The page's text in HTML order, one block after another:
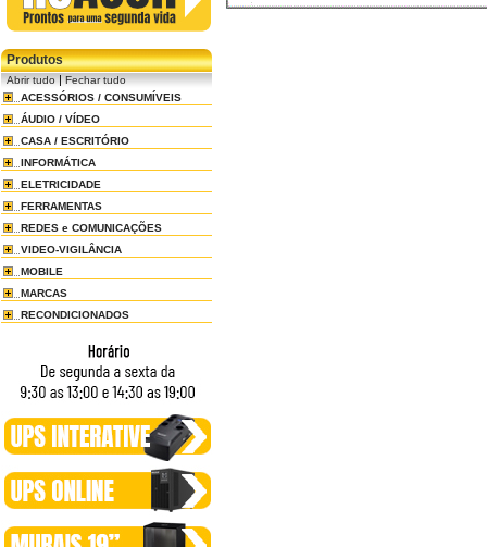
Produtos
Abrir tudo|Fechar tudo
ACESSÓRIOS / CONSUMÍVEIS
ÁUDIO / VÍDEO
CASA / ESCRITÓRIO
INFORMÁTICA
ELETRICIDADE
FERRAMENTAS
REDES e COMUNICAÇÕES
VIDEO-VIGILÂNCIA
MOBILE
MARCAS
RECONDICIONADOS